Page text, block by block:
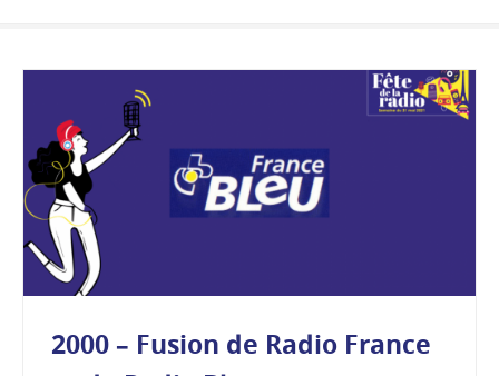
2000 – Fusion de Radio France